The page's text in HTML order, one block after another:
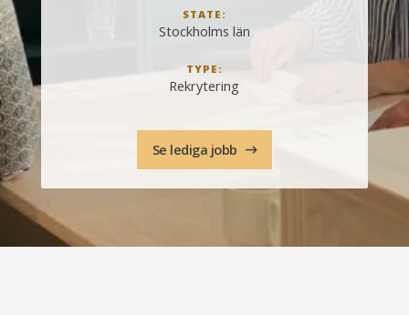
STATE:
Stockholms län
TYPE:
Rekrytering
Se lediga jobb